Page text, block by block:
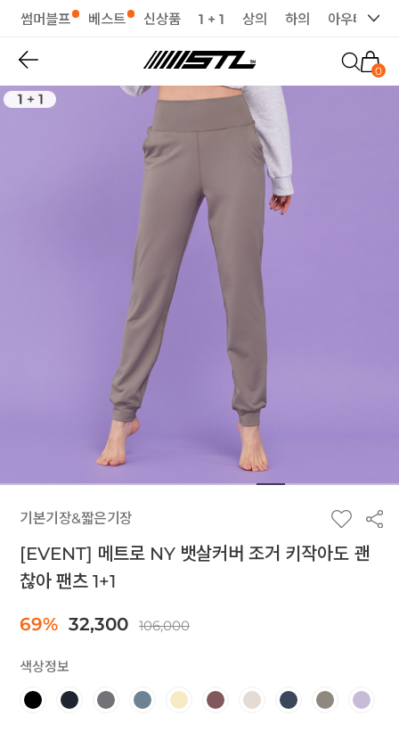
썸머블프 베스트 신상품 1 + 1 상의 하의 아우터
0
기본기장&짧은기장
[EVENT] 메트로 NY 뱃살커버 조거 키작아도 괜
찮아 팬츠 1+1
69% 32,300 106,000
색상정보